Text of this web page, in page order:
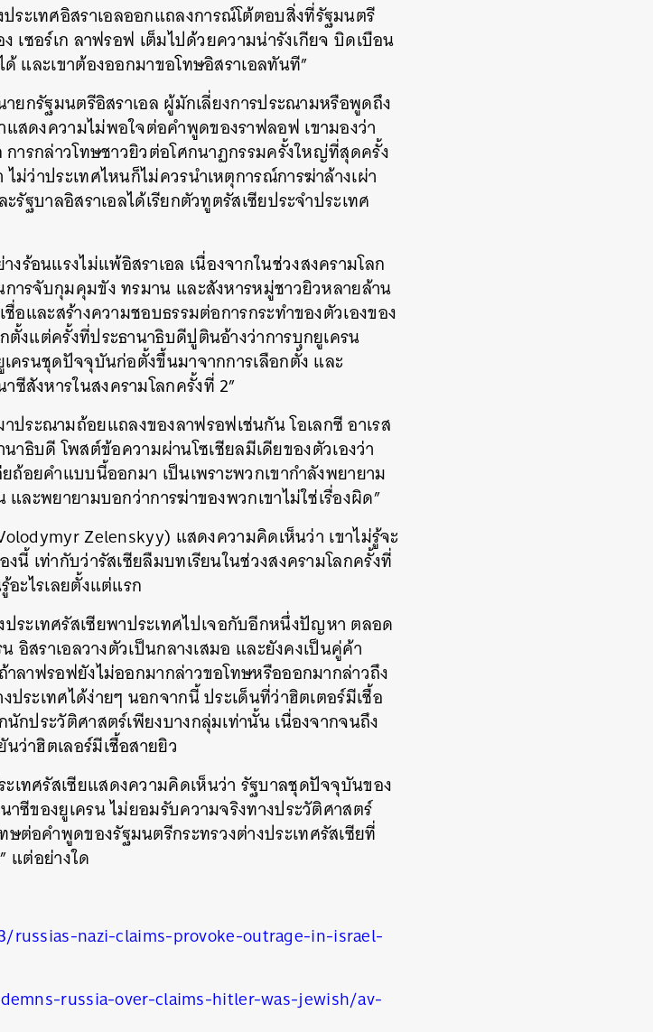
ะเทศอิสราเอลออกแถลงการณ์โต้ตอบสิ่งที่รัฐมนตรี
เซอร์เก ลาฟรอฟ เต็มไปด้วยความน่ารังเกียจ บิดเบือน
และเขาต้องออกมาขอโทษอิสราเอลทันที”
กรัฐมนตรีอิสราเอล ผู้มักเลี่ยงการประณามหรือพูดถึง
สดงความไม่พอใจต่อคำพูดของราฟลอฟ เขามองว่า
ารกล่าวโทษชาวยิวต่อโศกนาฏกรรมครั้งใหญ่ที่สุดครั้ง
ม่ว่าประเทศไหนก็ไม่ควรนำเหตุการณ์การฆ่าล้างเผ่า
ฐบาลอิสราเอลได้เรียกตัวทูตรัสเซียประจำประเทศ
งร้อนแรงไม่แพ้อิสราเอล เนื่องจากในช่วงสงครามโลก
ารจับกุมคุมขัง ทรมาน และสังหารหมู่ชาวยิวหลายล้าน
อและสร้างความชอบธรรมต่อการกระทำของตัวเองของ
งแต่ครั้งที่ประธานาธิบดีปูตินอ้างว่าการบุกยูเครน
ครนชุดปัจจุบันก่อตั้งขึ้นมาจากการเลือกตั้ง และ
สังหารในสงครามโลกครั้งที่ 2”
ประณามถ้อยแถลงของลาฟรอฟเช่นกัน โอเลกซี อาเรส
ธิบดี โพสต์ข้อความผ่านโซเชียลมีเดียของตัวเองว่า
ถ้อยคำแบบนี้ออกมา เป็นเพราะพวกเขากำลังพยายาม
ละพยายามบอกว่าการฆ่าของพวกเขาไม่ใช่เรื่องผิด”
Zelenskyy) แสดงความคิดเห็นว่า เขาไม่รู้จะ
นี้ เท่ากับว่ารัสเซียลืมบทเรียนในช่วงสงครามโลกครั้งที่
อะไรเลยตั้งแต่แรก
ระเทศรัสเซียพาประเทศไปเจอกับอีกหนึ่งปัญหา ตลอด
อิสราเอลวางตัวเป็นกลางเสมอ และยังคงเป็นคู่ค้า
ลาฟรอฟยังไม่ออกมากล่าวขอโทษหรือออกมากล่าวถึง
ระเทศได้ง่ายๆ นอกจากนี้ ประเด็นที่ว่าฮิตเตอร์มีเชื้อ
กประวัติศาสตร์เพียงบางกลุ่มเท่านั้น เนื่องจากจนถึง
ว่าฮิตเลอร์มีเชื้อสายยิว
เทศรัสเซียแสดงความคิดเห็นว่า รัฐบาลชุดปัจจุบันของ
ซีของยูเครน ไม่ยอมรับความจริงทางประวัติศาสตร์
ต่อคำพูดของรัฐมนตรีกระทรวงต่างประเทศรัสเซียที่
แต่อย่างใด
nazi-claims-provoke-outrage-in-israel-
russia-over-claims-hitler-was-jewish/av-
LINE EMAIL